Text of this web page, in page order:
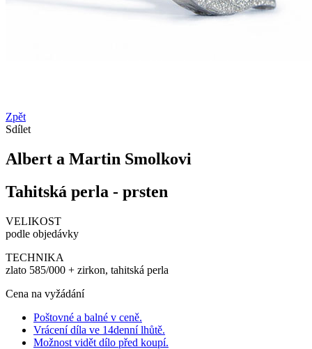
Zpět
Sdílet
Albert a Martin Smolkovi
Tahitská perla - prsten
VELIKOST
podle objedávky
TECHNIKA
zlato 585/000 + zirkon, tahitská perla
Cena na vyžádání
Poštovné a balné v ceně.
Vrácení díla ve 14denní lhůtě.
Možnost vidět dílo před koupí.